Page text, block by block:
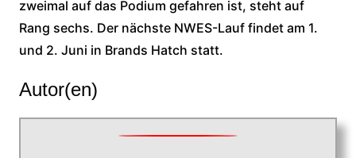
zweimal auf das Podium gefahren ist, steht auf
Rang sechs. Der nächste NWES-Lauf findet am 1.
und 2. Juni in Brands Hatch statt.
Autor(en)